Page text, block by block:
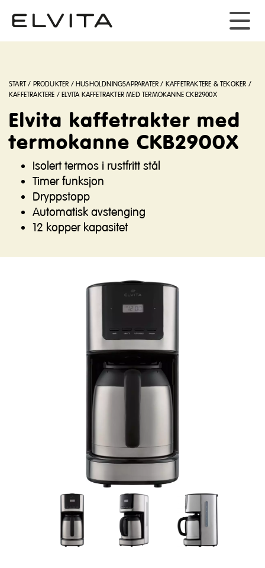
START/ PRODUKTER /HUSHOLDNINGSAPPARATER / KAFFETRAKTERE & TEKOKER /
KAFFETRAKTERE /ELVITA KAFFETRAKTER MED TERMOKANNE CKB2900X
Elvita kaffetrakter med
termokanne CKB2900X
Isolert termos i rustfritt stål
Timer funksjon
Dryppstopp
Automatisk avstenging
12 kopper kapasitet